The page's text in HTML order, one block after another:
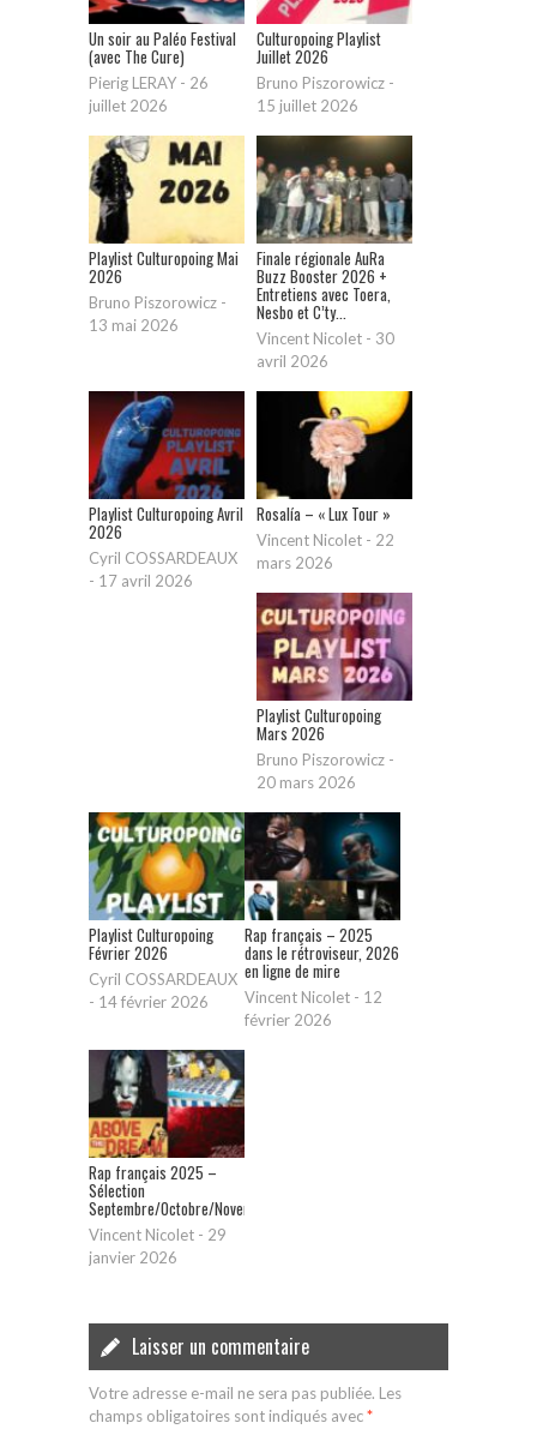
Un soir au Paléo Festival
(avec The Cure)
Pierig LERAY - 26
juillet 2026
Culturopoing Playlist
Juillet 2026
Bruno Piszorowicz -
15 juillet 2026
Playlist Culturopoing Mai
2026
Bruno Piszorowicz -
13 mai 2026
Finale régionale AuRa
Buzz Booster 2026 +
Entretiens avec Toera,
Nesbo et C’ty...
Vincent Nicolet - 30
avril 2026
Playlist Culturopoing Avril
2026
Cyril COSSARDEAUX
- 17 avril 2026
Rosalía – « Lux Tour »
Vincent Nicolet - 22
mars 2026
Playlist Culturopoing
Mars 2026
Bruno Piszorowicz -
20 mars 2026
Playlist Culturopoing
Février 2026
Cyril COSSARDEAUX
- 14 février 2026
Rap français – 2025
dans le rétroviseur, 2026
en ligne de mire
Vincent Nicolet - 12
février 2026
Rap français 2025 –
Sélection
Septembre/Octobre/Novembre/Décembre
Vincent Nicolet - 29
janvier 2026
Laisser un commentaire
Votre adresse e-mail ne sera pas publiée. Les
champs obligatoires sont indiqués avec*